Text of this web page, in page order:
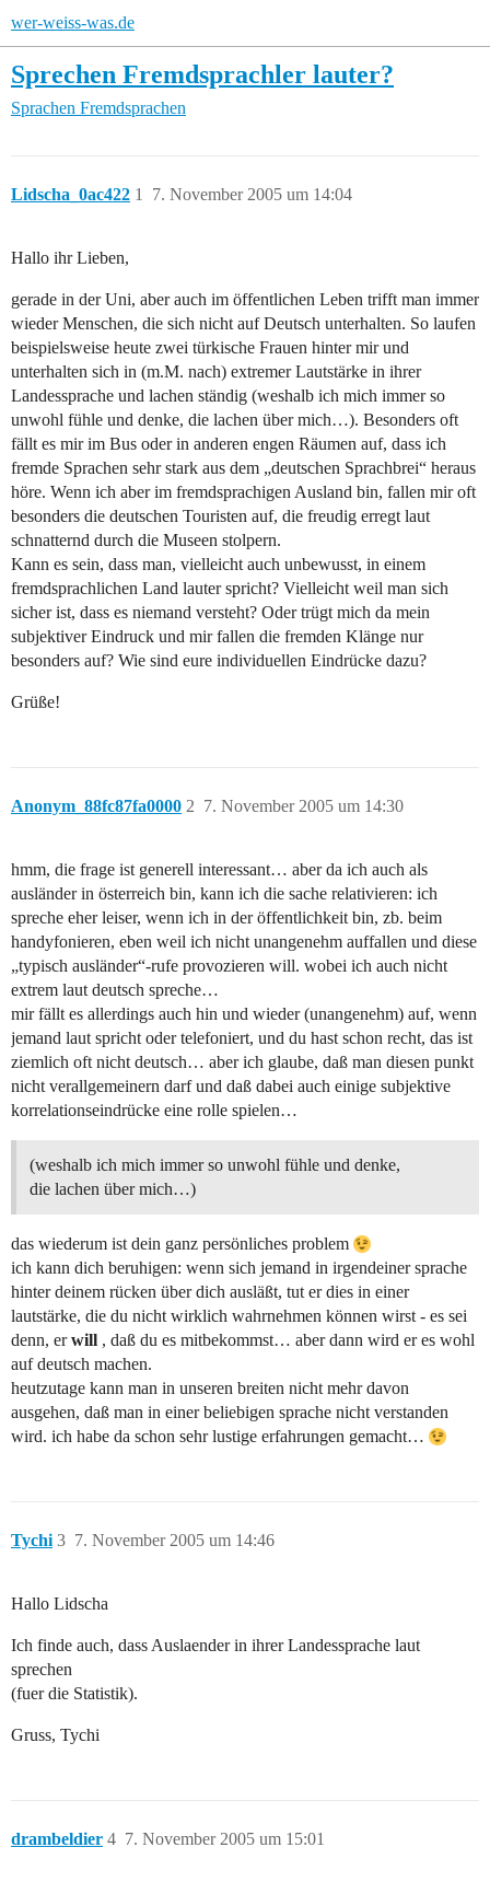
wer-weiss-was.de
Sprechen Fremdsprachler lauter?
Sprachen Fremdsprachen
Lidscha_0ac422 7. November 2005 um 14:04
1
Hallo ihr Lieben,
gerade in der Uni, aber auch im öffentlichen Leben trifft man immer
wieder Menschen, die sich nicht auf Deutsch unterhalten. So laufen
beispielsweise heute zwei türkische Frauen hinter mir und
unterhalten sich in (m.M. nach) extremer Lautstärke in ihrer
Landessprache und lachen ständig (weshalb ich mich immer so
unwohl fühle und denke, die lachen über mich…). Besonders oft
fällt es mir im Bus oder in anderen engen Räumen auf, dass ich
fremde Sprachen sehr stark aus dem „deutschen Sprachbrei“ heraus
höre. Wenn ich aber im fremdsprachigen Ausland bin, fallen mir oft
besonders die deutschen Touristen auf, die freudig erregt laut
schnatternd durch die Museen stolpern.
Kann es sein, dass man, vielleicht auch unbewusst, in einem
fremdsprachlichen Land lauter spricht? Vielleicht weil man sich
sicher ist, dass es niemand versteht? Oder trügt mich da mein
subjektiver Eindruck und mir fallen die fremden Klänge nur
besonders auf? Wie sind eure individuellen Eindrücke dazu?
Grüße!
Anonym_88fc87fa0000 7. November 2005 um 14:30
2
hmm, die frage ist generell interessant… aber da ich auch als
ausländer in österreich bin, kann ich die sache relativieren: ich
spreche eher leiser, wenn ich in der öffentlichkeit bin, zb. beim
handyfonieren, eben weil ich nicht unangenehm auffallen und diese
„typisch ausländer“-rufe provozieren will. wobei ich auch nicht
extrem laut deutsch spreche…
mir fällt es allerdings auch hin und wieder (unangenehm) auf, wenn
jemand laut spricht oder telefoniert, und du hast schon recht, das ist
ziemlich oft nicht deutsch… aber ich glaube, daß man diesen punkt
nicht verallgemeinern darf und daß dabei auch einige subjektive
korrelationseindrücke eine rolle spielen…
(weshalb ich mich immer so unwohl fühle und denke,
die lachen über mich…)
das wiederum ist dein ganz persönliches problem
ich kann dich beruhigen: wenn sich jemand in irgendeiner sprache
hinter deinem rücken über dich ausläßt, tut er dies in einer
lautstärke, die du nicht wirklich wahrnehmen können wirst - es sei
denn, erwill , daß du es mitbekommst… aber dann wird er es wohl
auf deutsch machen.
heutzutage kann man in unseren breiten nicht mehr davon
ausgehen, daß man in einer beliebigen sprache nicht verstanden
wird. ich habe da schon sehr lustige erfahrungen gemacht…
Tychi 7. November 2005 um 14:46
3
Hallo Lidscha
Ich finde auch, dass Auslaender in ihrer Landessprache laut
sprechen
(fuer die Statistik).
Gruss, Tychi
drambeldier 7. November 2005 um 15:01
4